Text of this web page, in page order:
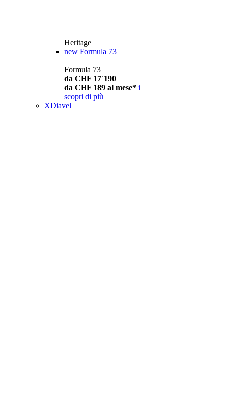
Heritage
new Formula 73
Formula 73
da CHF 17´190
da CHF 189 al mese* i
scopri di più
XDiavel